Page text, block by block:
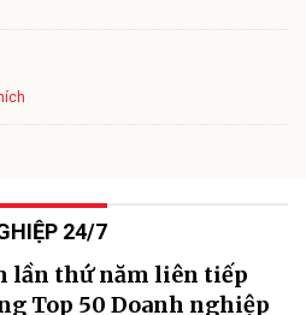
24/7
lần thứ năm liên tiếp
Top 50 Doanh nghiệp